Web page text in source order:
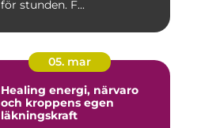
för stunden. F...
05. mar
Healing energi, närvaro
och kroppens egen
läkningskraft